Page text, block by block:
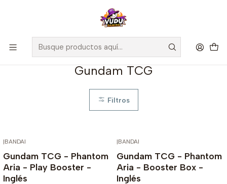
🚀 ¡Despachamos a todo Chile! Envío GRATIS a Regiones sobre
$100.000 y a RM sobre $35.000
Inicio Juegos de Cartas TCG Gundam TCG
Gundam TCG
Filtros
-10%
|BANDAI
Gundam TCG - Phantom
Aria - Play Booster -
Inglés
-10%
|BANDAI
Gundam TCG - Phantom
Aria - Booster Box -
Inglés